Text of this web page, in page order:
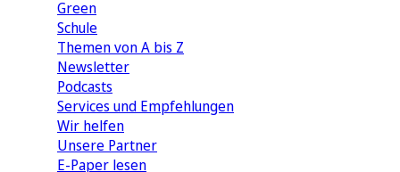
Green
Schule
Themen von A bis Z
Newsletter
Podcasts
Services und Empfehlungen
Wir helfen
Unsere Partner
E-Paper lesen